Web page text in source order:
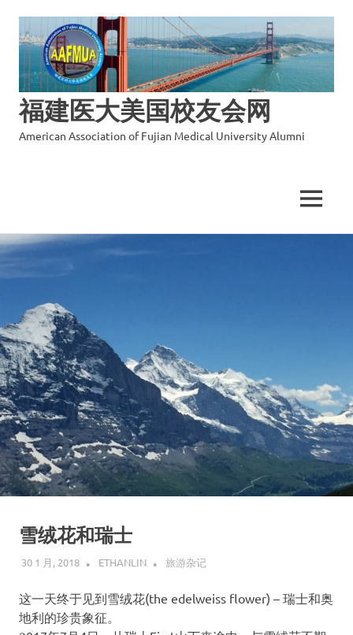
Skip
content
福建医大美国校友会网
American Association of Fujian Medical University Alumni
MENU
雪绒花和瑞士
30 1 月, 2018 ETHANLIN 旅游杂记
这一天终于见到雪绒花(the edelweiss flower) – 瑞士和奥
地利的珍贵象征。